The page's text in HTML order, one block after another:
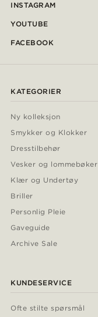
INSTAGRAM
YOUTUBE
FACEBOOK
KATEGORIER
Ny kolleksjon
Smykker og Klokker
Dresstilbehør
Vesker og lommebøker
Klær og Undertøy
Briller
Personlig Pleie
Gaveguide
Archive Sale
KUNDESERVICE
Ofte stilte spørsmål